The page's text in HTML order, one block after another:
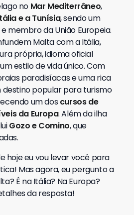
no Mar Mediterrâneo,
e a Tunísia, sendo um
membro da União Europeia.
Malta com a Itália,
própria, idioma oficial
estilo de vida único. Com
paradisíacas e uma rica
destino popular para turismo
um doscursos de
da Europa. Além da ilha
Gozo e Comino, que
hoje eu vou levar você para
Mas agora, eu pergunto a
É na Itália? Na Europa?
da resposta!